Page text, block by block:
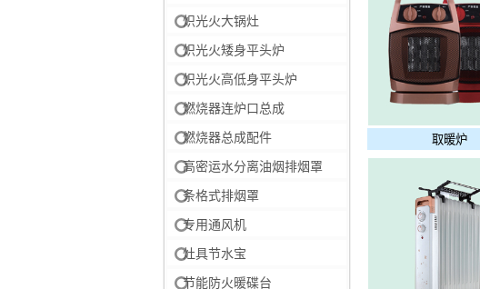
炽光火大锅灶
炽光火矮身平头炉
炽光火高低身平头炉
燃烧器连炉口总成
燃烧器总成配件
高密运水分离油烟排烟罩
条格式排烟罩
专用通风机
灶具节水宝
节能防火暖碟台
取暖炉